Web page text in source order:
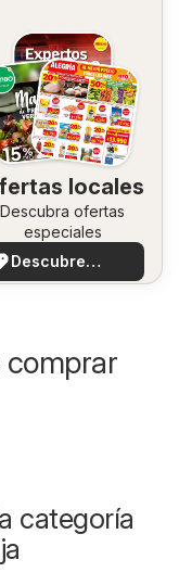
locales
Descubra ofertas
especiales
Descubre
ofertas
comprar
categoría